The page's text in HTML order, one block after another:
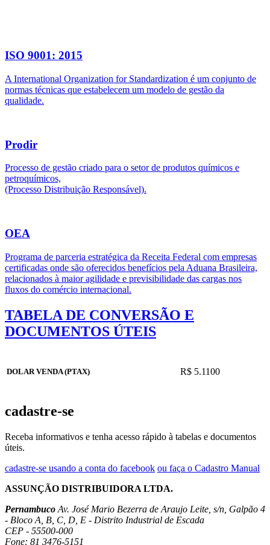
ISO 9001: 2015
A International Organization for Standardization é um conjunto de
normas técnicas que estabelecem um modelo de gestão da
qualidade.
Prodir
Processo de gestão criado para o setor de produtos químicos e
petroquímicos,
(Processo Distribuição Responsável).
OEA
Programa de parceria estratégica da Receita Federal com empresas
certificadas onde são oferecidos benefícios pela Aduana Brasileira,
relacionados à maior agilidade e previsibilidade das cargas nos
fluxos do comércio internacional.
TABELA DE CONVERSÃO E
DOCUMENTOS ÚTEIS
DOLAR VENDA (PTAX) R$ 5.1100
cadastre-se
Receba informativos e tenha acesso rápido à tabelas e documentos
úteis.
cadastre-se usando a conta do facebook ou faça o Cadastro Manual
ASSUNÇÃO DISTRIBUIDORA LTDA.
Pernambuco Av. José Mario Bezerra de Araujo Leite, s/n, Galpão 4
- Bloco A, B, C, D, E - Distrito Industrial de Escada
CEP - 55500-000
Fone: 81 3476-5151